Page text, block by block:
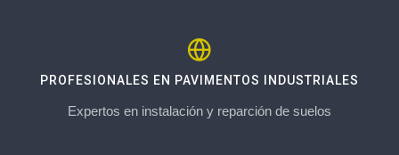
PROFESIONALES EN PAVIMENTOS INDUSTRIALES
Expertos en instalación y reparción de suelos